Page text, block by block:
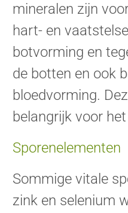
mineralen zijn
hart- en
botvorming en
de botten en ook
bloedvorming.
belangrijk voor
Sporenelementen
Sommige vitale
zink en selenium